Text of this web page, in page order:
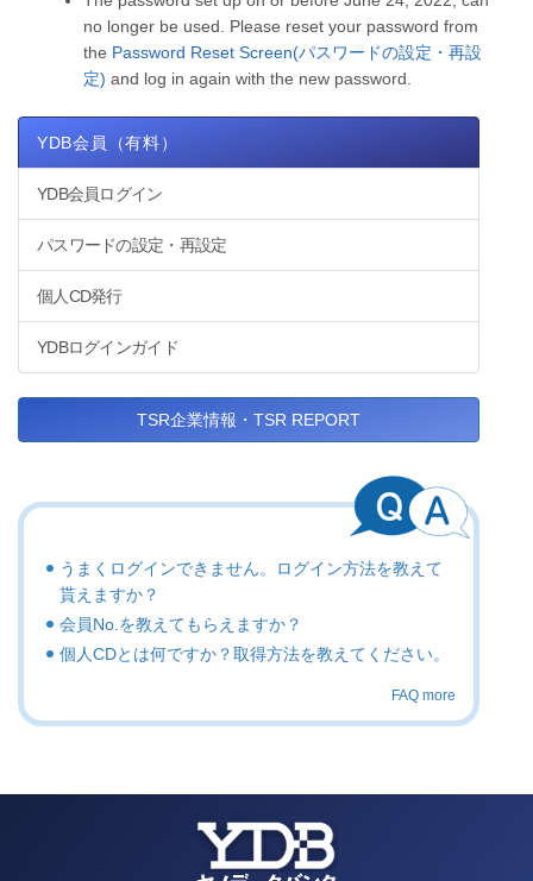
no longer be used. Please reset your password from
the Password Reset Screen(パスワードの設定・再設
定) and log in again with the new password.
YDB会員（有料）
YDB会員ログイン
パスワードの設定・再設定
個人CD発行
YDBログインガイド
TSR企業情報・TSR REPORT
うまくログインできません。ログイン方法を教えて
貰えますか？
会員No.を教えてもらえますか？
個人CDとは何ですか？取得方法を教えてください。
FAQ more